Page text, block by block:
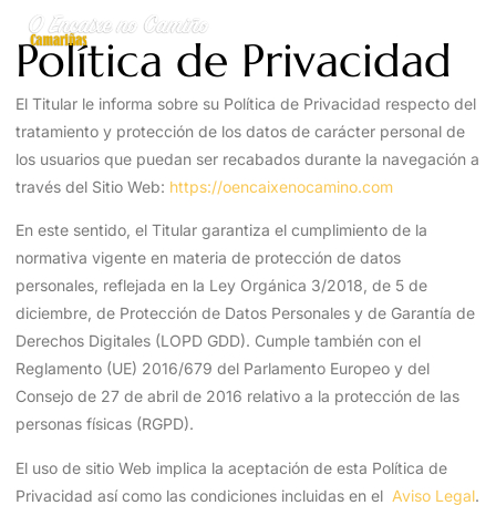
Política de Privacidad
El Titular le informa sobre su Política de Privacidad respecto del
tratamiento y protección de los datos de carácter personal de
los usuarios que puedan ser recabados durante la navegación a
través del Sitio Web: https://oencaixenocamino.com
En este sentido, el Titular garantiza el cumplimiento de la
normativa vigente en materia de protección de datos
personales, reflejada en la Ley Orgánica 3/2018, de 5 de
diciembre, de Protección de Datos Personales y de Garantía de
Derechos Digitales (LOPD GDD). Cumple también con el
Reglamento (UE) 2016/679 del Parlamento Europeo y del
Consejo de 27 de abril de 2016 relativo a la protección de las
personas físicas (RGPD).
El uso de sitio Web implica la aceptación de esta Política de
Privacidad así como las condiciones incluidas en el Aviso Legal.